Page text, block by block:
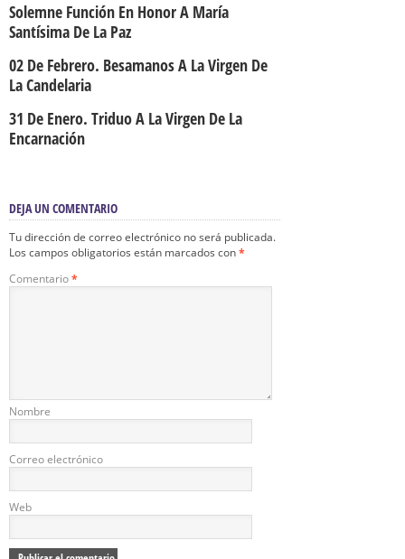
Solemne Función En Honor A María
Santísima De La Paz
02 De Febrero. Besamanos A La Virgen De
La Candelaria
31 De Enero. Triduo A La Virgen De La
Encarnación
DEJA UN COMENTARIO
Tu dirección de correo electrónico no será publicada.
Los campos obligatorios están marcados con*
Comentario*
Nombre
Correo electrónico
Web